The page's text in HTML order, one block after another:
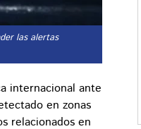
las alertas
internacional ante
en zonas
relacionados en